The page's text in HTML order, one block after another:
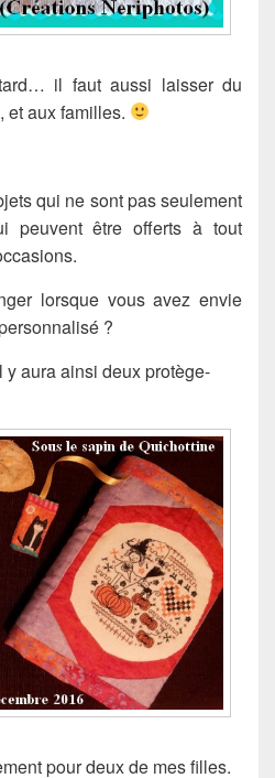
il faut aussi laisser du
et aux familles.
qui ne sont pas seulement
peuvent être offerts à tout
lorsque vous avez envie
?
aura ainsi deux protège-
pour deux de mes filles.